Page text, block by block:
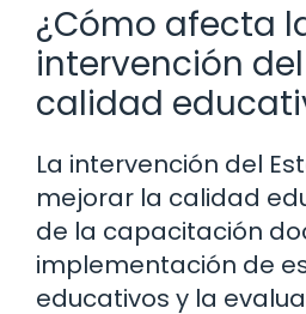
¿Cómo afecta
intervención
calidad
La intervención del
mejorar la calidad
de la capacitación
implementación de
educativos y la